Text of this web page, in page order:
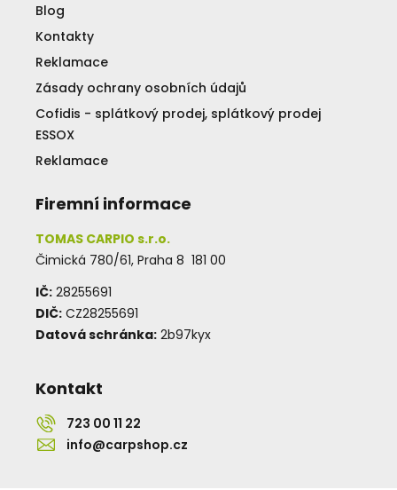
Blog
Kontakty
Reklamace
Zásady ochrany osobních údajů
Cofidis - splátkový prodej, splátkový prodej
ESSOX
Reklamace
Firemní informace
TOMAS CARPIO s.r.o.
Čimická 780/61, Praha 8 181 00
IČ: 28255691
DIČ: CZ28255691
Datová schránka: 2b97kyx
Kontakt
723 00 11 22
info@carpshop.cz